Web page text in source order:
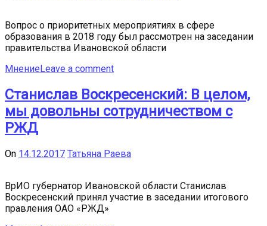
Вопрос о приоритетных мероприятиях в сфере
образования в 2018 году был рассмотрен на заседании
правительства Ивановской области
Мнение Leave a comment
Станислав Воскресенский: В целом,
мы довольны сотрудничеством с
РЖД
On 14.12.2017 Татьяна Раева
ВрИО губернатор Ивановской области Станислав
Воскресенский принял участие в заседании итогового
правления ОАО «РЖД»